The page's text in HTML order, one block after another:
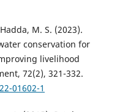
M. S. (2023).
conservation for
livelihood
72(2), 321-332.
01602-1